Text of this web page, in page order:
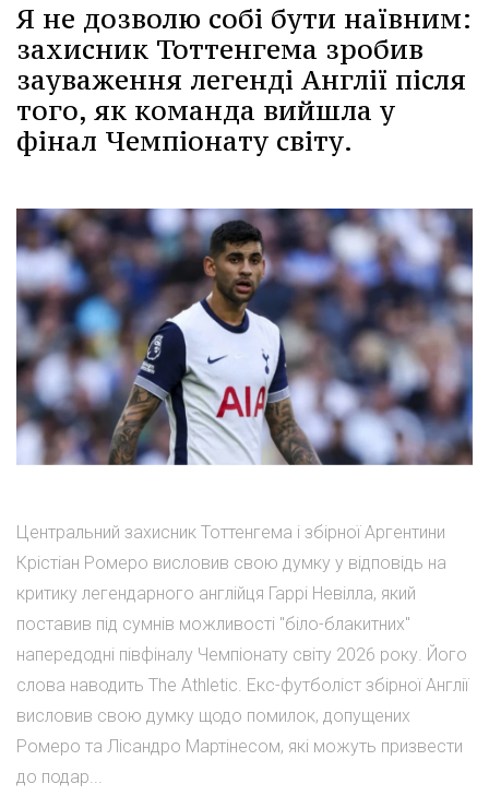
Я не дозволю собі бути наївним:
захисник Тоттенгема зробив
зауваження легенді Англії після
того, як команда вийшла у
фінал Чемпіонату світу.
Центральний захисник Тоттенгема і збірної Аргентини
Крістіан Ромеро висловив свою думку у відповідь на
критику легендарного англійця Гаррі Невілла, який
поставив під сумнів можливості "біло-блакитних"
напередодні півфіналу Чемпіонату світу 2026 року. Його
слова наводить The Athletic. Екс-футболіст збірної Англії
висловив свою думку щодо помилок, допущених
Ромеро та Лісандро Мартінесом, які можуть призвести
до подар...